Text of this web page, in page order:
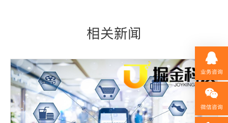
业务咨询
微信咨询
相关新闻